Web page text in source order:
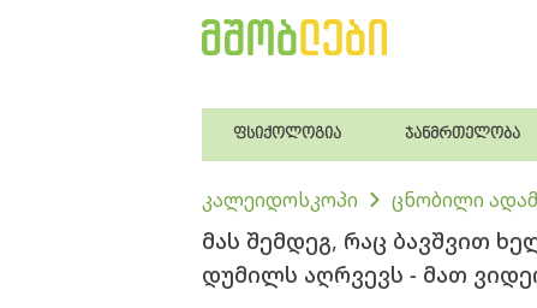
ფსიქოლოგია ჯანმრთელობა
კალეიდოსკოპი ცნობილი
მას შემდეგ, რაც ბავშვით
დუმილს აღრვევს - მათ